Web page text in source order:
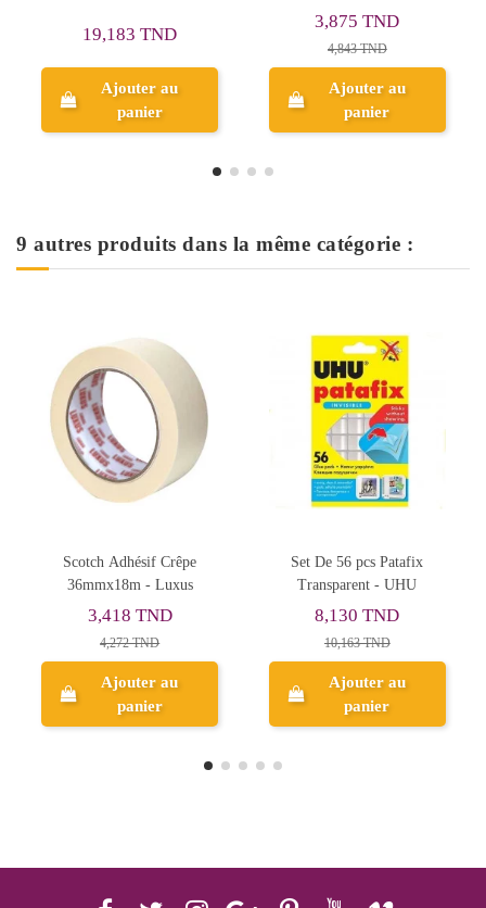
Ajouter au
panier
1,520 TND
1,900 TND
Ajouter au
panier
9 autres produits dans la même catégorie :
Set De 56 pcs Patafix
Transparent - UHU
8,130 TND
10,163 TND
Ajouter au
panier
Set De 36 Pastilles Adhésif
XL Transparent - Tesa
4,931 TND
6,164 TND
Ajouter au
panier